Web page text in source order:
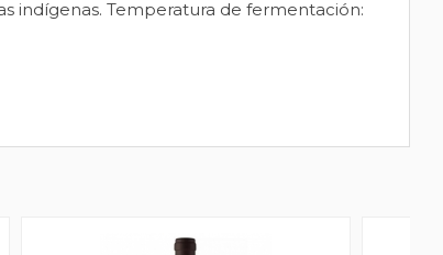
indígenas. Temperatura de fermentación: